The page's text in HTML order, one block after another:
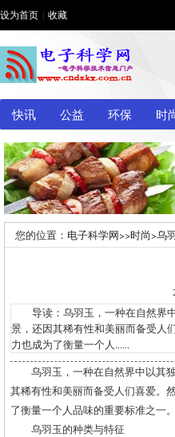
设为首页 收藏
快讯 公益 环保 时
您的位置： 电子科学网>>时尚>乌
导读：乌羽玉，一种在自然界中
景，还因其稀有性和美丽而备受人
力也成为了衡量一个人......
乌羽玉，一种在自然界中以其
其稀有性和美丽而备受人们喜爱。
了衡量一个人品味的重要标准之一
乌羽玉的种类与特征